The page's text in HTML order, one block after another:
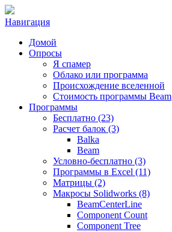
Навигация
Домой
Опросы
Я спамер
Облако или программа
Происхождение вселенной
Стоимость программы Beam
Программы
Бесплатно (23)
Расчет балок (3)
Balka
Beam
Условно-бесплатно (3)
Программы в Excel (11)
Матрицы (2)
Макросы Solidworks (8)
BeamCenterLine
Component Count
Component Tree